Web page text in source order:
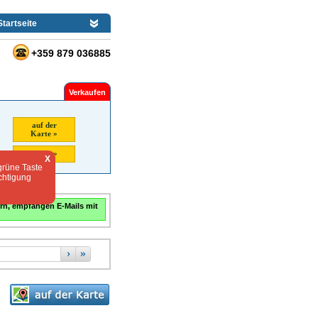
+359 879 036885
Verkaufen
auf der
Karte »
Suche »
empfangen E-Mails mit
› »
Taste
X